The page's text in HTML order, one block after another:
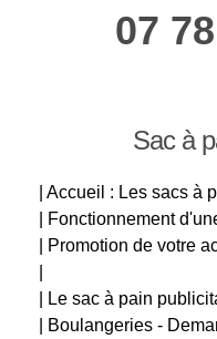
07
Sac à
| Accueil : Les sacs à
| Fonctionnement
| Promotion de votre
| Le sac à pain
| Boulangeries -